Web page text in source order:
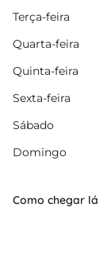
Terça-feira
Quarta-feira
Quinta-feira
Sexta-feira
Sábado
Domingo
Como chegar lá